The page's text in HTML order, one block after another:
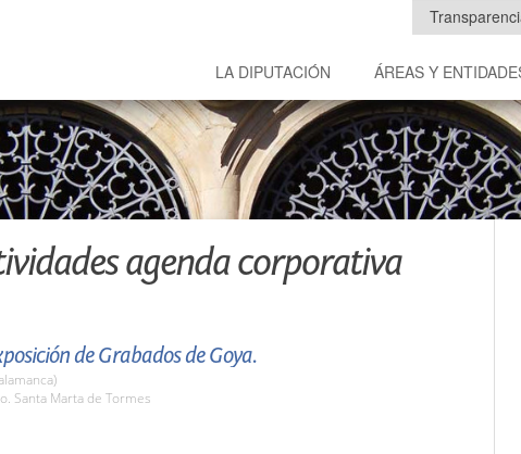
LA DIPUTACIÓN ÁREAS Y
agenda corporativa
de Grabados de Goya.
Santa Marta de Tormes